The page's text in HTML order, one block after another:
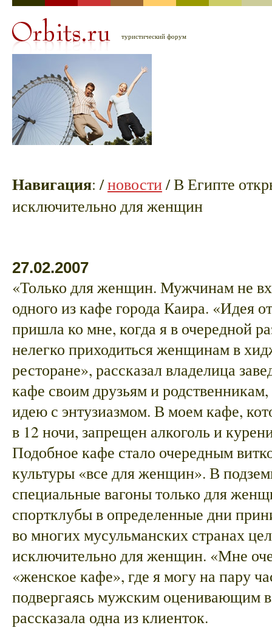
туристический форум
Навигация: /новости/ В Египте
исключительно для женщин
27.02.2007
«Только для женщин. Мужчинам не
одного из кафе города Каира. «Идея
пришла ко мне, когда я в очередной
нелегко приходиться женщинам в
ресторане», рассказал владелица
кафе своим друзьям и
идею с энтузиазмом. В моем кафе,
в 12 ночи, запрещен алкоголь и
Подобное кафе стало очередным
культуры «все для женщин». В
специальные вагоны только для
спортклубы в определенные дни
во многих мусульманских странах
исключительно для женщин. «Мне
«женское кафе», где я могу на пару
подвергаясь мужским оценивающим
рассказала одна из клиенток.